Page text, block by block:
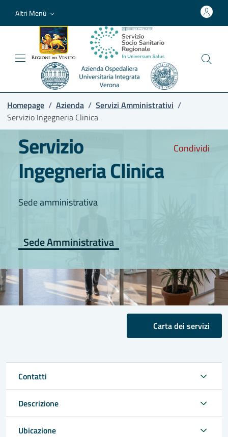
Altri Menù
Homepage / Azienda / Servizi Amministrativi /
Servizio Ingegneria Clinica
Condividi
Servizio
Ingegneria Clinica
Sede amministrativa
Sede Amministrativa
Carta dei servizi
Contatti
Descrizione
Ubicazione